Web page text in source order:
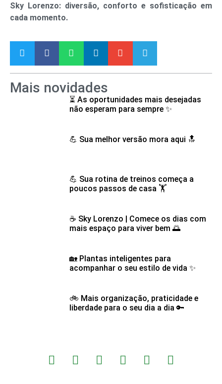
Sky Lorenzo: diversão, conforto e sofisticação em
cada momento.
Mais novidades
⏳ As oportunidades mais desejadas
não esperam para sempre ✨
💪 Sua melhor versão mora aqui 🔝
💪 Sua rotina de treinos começa a
poucos passos de casa 🏋️
☕ Sky Lorenzo | Comece os dias com
mais espaço para viver bem 🌅
🏡 Plantas inteligentes para
acompanhar o seu estilo de vida ✨
🚲 Mais organização, praticidade e
liberdade para o seu dia a dia 🔑